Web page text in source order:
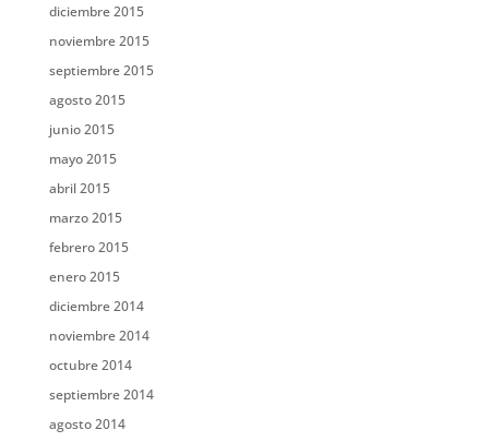
diciembre 2015
noviembre 2015
septiembre 2015
agosto 2015
junio 2015
mayo 2015
abril 2015
marzo 2015
febrero 2015
enero 2015
diciembre 2014
noviembre 2014
octubre 2014
septiembre 2014
agosto 2014